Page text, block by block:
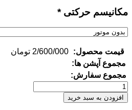
مکانیسم حرکتی *
قیمت محصول: 2/600/000 تومان
مجموع آپشن ها:
مجموع سفارش:
پرده
زبرا
طرح
افزودن به سبد خرید